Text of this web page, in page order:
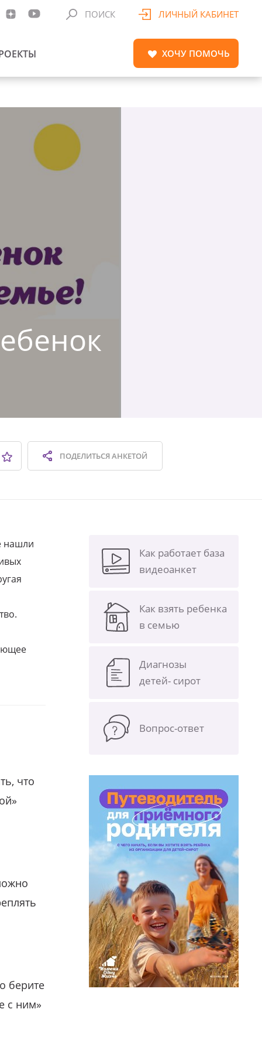
ПОИСК ЛИЧНЫЙ КАБИНЕТ
ХОЧУ ПОМОЧЬ
ПОДЕЛИТЬСЯАНКЕТОЙ
нашли
что
берите
с ним»
Как работает база
видеоанкет
Как взять ребенка
в семью
Диагнозы
детей- сирот
Вопрос-ответ